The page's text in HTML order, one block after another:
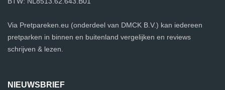
Via Pretpareken.eu (onderdeel van DMCK B.V.) kan iedereen
pretparken in binnen en buitenland vergelijken en reviews
schrijven & lezen.
NIEUWSBRIEF